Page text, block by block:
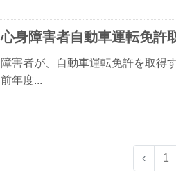
心身障害者自動車運転免許
障害者が、自動車運転免許を取得
前年度...
‹ 1